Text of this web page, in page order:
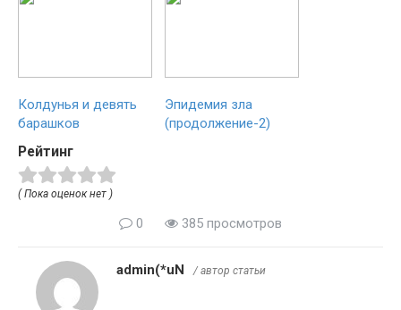
Колдунья и девять
барашков
Эпидемия зла
(продолжение-2)
Рейтинг
( Пока оценок нет )
0 385 просмотров
admin(*uN / автор статьи